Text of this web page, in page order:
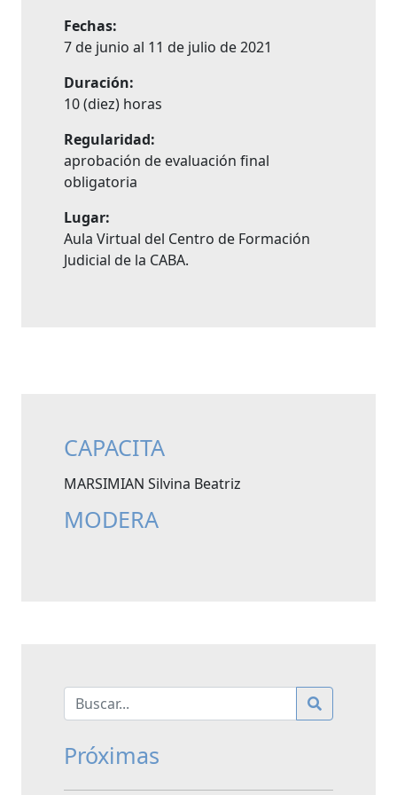
Fechas:
7 de junio al 11 de julio de 2021
Duración:
10 (diez) horas
Regularidad:
aprobación de evaluación final
obligatoria
Lugar:
Aula Virtual del Centro de Formación
Judicial de la CABA.
CAPACITA
MARSIMIAN Silvina Beatriz
MODERA
Próximas